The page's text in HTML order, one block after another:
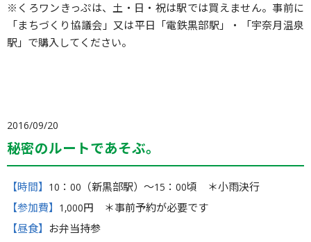
※くろワンきっぷは、土・日・祝は駅では買えません。事前に
「まちづくり協議会」又は平日「電鉄黒部駅」・「宇奈月温泉
駅」で購入してください。
2016/09/20
秘密のルートであそぶ。
【時間】 10：00（新黒部駅）〜15：00頃 ＊小雨決行
【参加費】 1,000円 ＊事前予約が必要です
【昼食】 お弁当持参